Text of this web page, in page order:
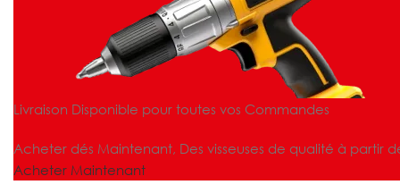
Livraison Disponible pour toutes vos Commandes
Acheter dés Maintenant, Des visseuses de qualité à partir
Acheter Maintenant